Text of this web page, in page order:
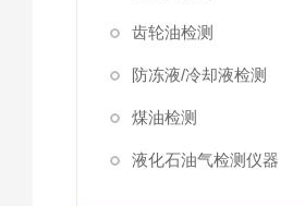
齿轮油检测
防冻液/冷却液检测
煤油检测
液化石油气检测仪器